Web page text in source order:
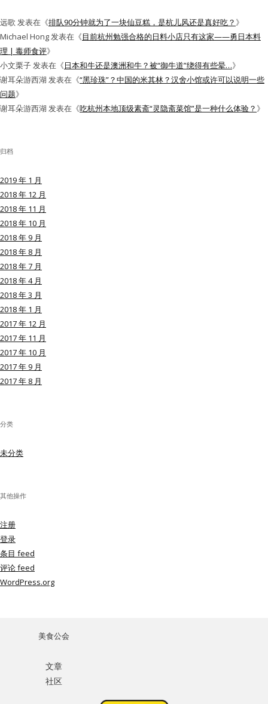
用户名或Email
密码
记住我的登录状态
私家厨房
远歌 发表在《排队90分钟就为了一块仙豆糕，是杭儿风还是真好吃？ 》
Michael Hong发表在《目前杭州勉强合格的日料小店只有这家——勇日本料
理 | 毒师食评》
小文栗子发表在《日本和牛还是澳洲和牛？被“御牛道”绕得有些晕…》
谢耳朵游西湖 发表在《“黑珍珠”？中国的米其林？汉舍小馆或许可以说明一些
问题》
谢耳朵游西湖 发表在《吃杭州本地顶级素斋“灵隐斋菜馆”是一种什么体验？ 》
归档
2019 年 1 月
2018 年 12 月
2018 年 11 月
2018 年 10 月
2018 年 9 月
2018 年 8 月
2018 年 7 月
2018 年 4 月
2018 年 3 月
2018 年 1 月
2017 年 12 月
2017 年 11 月
2017 年 10 月
2017 年 9 月
2017 年 8 月
分类
未分类
其他操作
注册
登录
条目 feed
评论 feed
WordPress.org
美食公会
文章
社区